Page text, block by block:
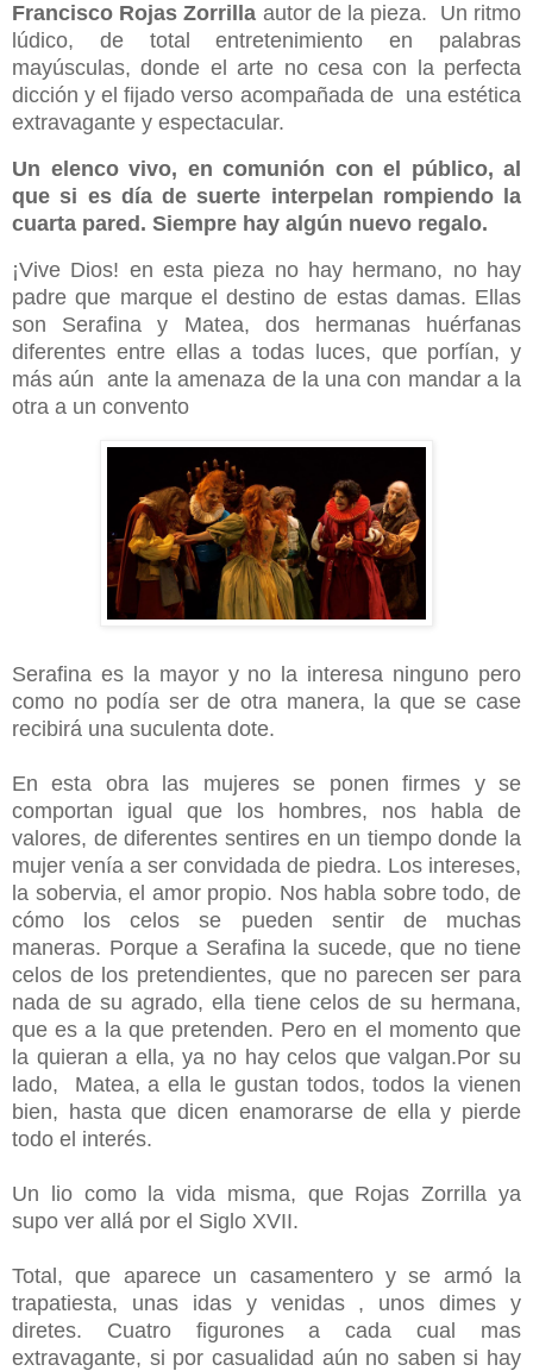
Francisco Rojas Zorrilla autor de la pieza. Un ritmo
lúdico, de total entretenimiento en palabras
mayúsculas, donde el arte no cesa con la perfecta
dicción y el fijado verso acompañada de una estética
extravagante y espectacular.
Un elenco vivo, en comunión con el público, al
que si es día de suerte interpelan rompiendo la
cuarta pared. Siempre hay algún nuevo regalo.
¡Vive Dios! en esta pieza no hay hermano, no hay
padre que marque el destino de estas damas. Ellas
son Serafina y Matea, dos hermanas huérfanas
diferentes entre ellas a todas luces, que porfían, y
más aún ante la amenaza de la una con mandar a la
otra a un convento
Serafina es la mayor y no la interesa ninguno pero
como no podía ser de otra manera, la que se case
recibirá una suculenta dote.
En esta obra las mujeres se ponen firmes y se
comportan igual que los hombres, nos habla de
valores, de diferentes sentires en un tiempo donde la
mujer venía a ser convidada de piedra. Los intereses,
la sobervia, el amor propio. Nos habla sobre todo, de
cómo los celos se pueden sentir de muchas
maneras. Porque a Serafina la sucede, que no tiene
celos de los pretendientes, que no parecen ser para
nada de su agrado, ella tiene celos de su hermana,
que es a la que pretenden. Pero en el momento que
la quieran a ella, ya no hay celos que valgan.Por su
lado, Matea, a ella le gustan todos, todos la vienen
bien, hasta que dicen enamorarse de ella y pierde
todo el interés.
Un lio como la vida misma, que Rojas Zorrilla ya
supo ver allá por el Siglo XVII.
Total, que aparece un casamentero y se armó la
trapatiesta, unas idas y venidas , unos dimes y
diretes. Cuatro figurones a cada cual mas
extravagante, si por casualidad aún no saben si hay